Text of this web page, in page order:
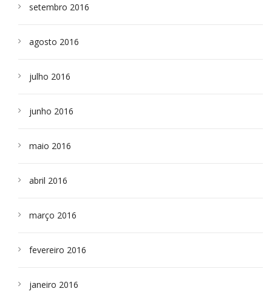
setembro 2016
agosto 2016
julho 2016
junho 2016
maio 2016
abril 2016
março 2016
fevereiro 2016
janeiro 2016